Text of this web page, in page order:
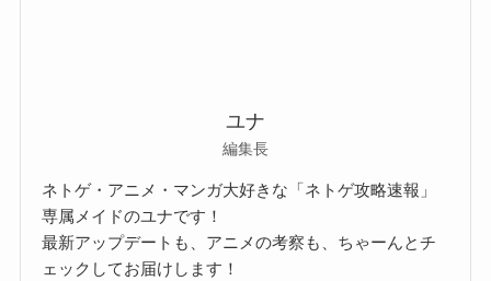
ユナ
編集長
ネトゲ・アニメ・マンガ大好きな「ネトゲ攻略速報」
専属メイドのユナです！
最新アップデートも、アニメの考察も、ちゃーんとチ
ェックしてお届けします！